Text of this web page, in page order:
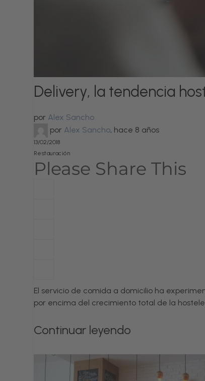
Delivery, la tendencia
por Alex Sancho
por Alex Sancho, hace 8 años
13/02/2018
Restauración
Please Share This
El servicio de comida a domicilio ha
por encima del crecimiento total de la
Continuar leyendo